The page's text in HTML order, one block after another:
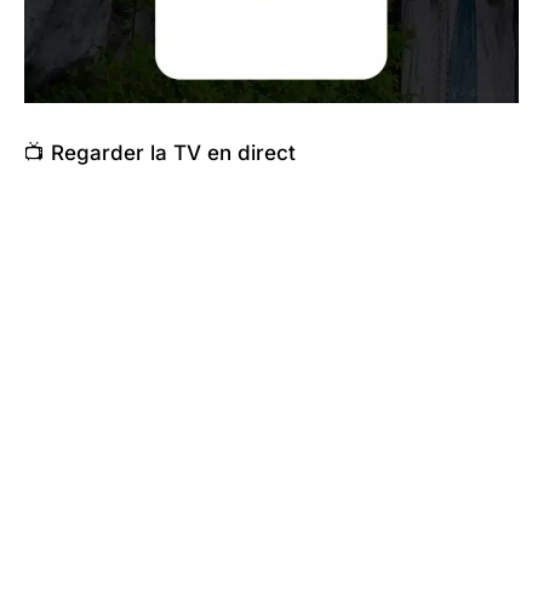
📺 Regarder la TV en direct